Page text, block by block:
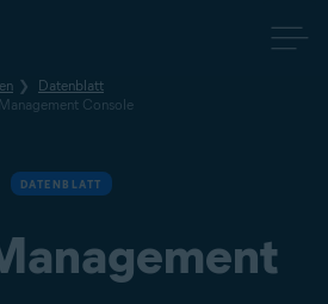
Datenblatt
Console
DATENBLATT